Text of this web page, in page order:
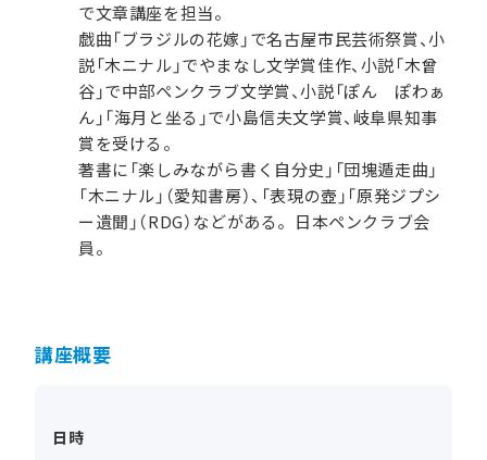
で文章講座を担当。
戯曲「ブラジルの花嫁」で名古屋市民芸術祭賞、小
説「木ニナル」でやまなし文学賞佳作、小説「木曾
谷」で中部ペンクラブ文学賞、小説「ぽん ぽわぁ
ん」「海月と坐る」で小島信夫文学賞、岐阜県知事
賞を受ける。
著書に「楽しみながら書く自分史」「団塊遁走曲」
「木ニナル」（愛知書房）、「表現の壺」「原発ジプシ
ー遺聞」（RDG）などがある。日本ペンクラブ会
員。
講座概要
日時